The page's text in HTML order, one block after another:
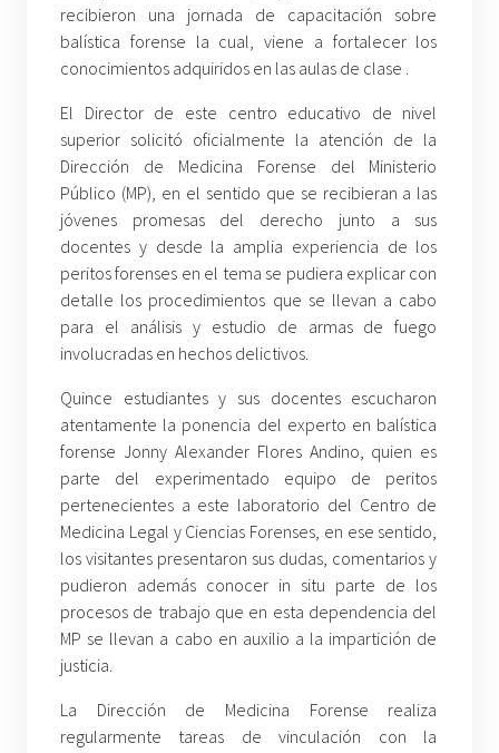
recibieron una jornada de capacitación sobre
balística forense la cual, viene a fortalecer los
conocimientos adquiridos en las aulas de clase .
El Director de este centro educativo de nivel
superior solicitó oficialmente la atención de la
Dirección de Medicina Forense del Ministerio
Público (MP), en el sentido que se recibieran a las
jóvenes promesas del derecho junto a sus
docentes y desde la amplia experiencia de los
peritos forenses en el tema se pudiera explicar con
detalle los procedimientos que se llevan a cabo
para el análisis y estudio de armas de fuego
involucradas en hechos delictivos.
Quince estudiantes y sus docentes escucharon
atentamente la ponencia del experto en balística
forense Jonny Alexander Flores Andino, quien es
parte del experimentado equipo de peritos
pertenecientes a este laboratorio del Centro de
Medicina Legal y Ciencias Forenses, en ese sentido,
los visitantes presentaron sus dudas, comentarios y
pudieron además conocer in situ parte de los
procesos de trabajo que en esta dependencia del
MP se llevan a cabo en auxilio a la impartición de
justicia.
La Dirección de Medicina Forense realiza
regularmente tareas de vinculación con la